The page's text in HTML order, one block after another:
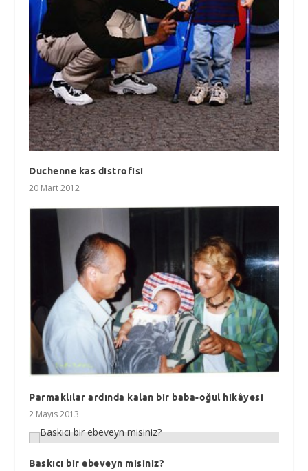
Duchenne kas distrofisi
20 Mart 2012
Parmaklılar ardında kalan bir baba-oğul hikâyesi
2 Mayıs 2013
Baskıcı bir ebeveyn misiniz?